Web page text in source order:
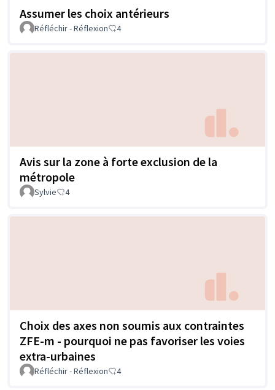
Assumer les choix antérieurs
Réfléchir - Réflexion 4
Avis sur la zone à forte exclusion de la
métropole
Sylvie 4
Choix des axes non soumis aux contraintes
ZFE-m - pourquoi ne pas favoriser les voies
extra-urbaines
Réfléchir - Réflexion 4